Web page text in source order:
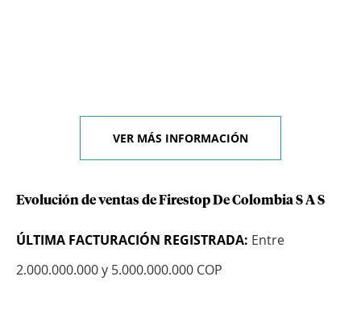
VER MÁS INFORMACIÓN
Evolución de ventas de Firestop De Colombia S A S
ÚLTIMA FACTURACIÓN REGISTRADA: Entre
2.000.000.000 y 5.000.000.000 COP